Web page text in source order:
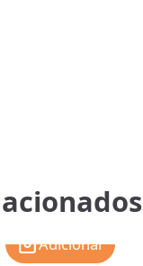
Adicionar